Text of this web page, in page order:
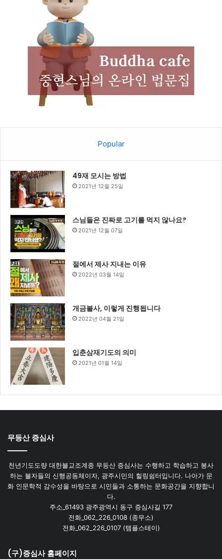
Popular
49재 모시는 방법
2021년 12월 25일
스님들은 진짜로 고기를 먹지 않나요?
2021년 12월 07일
절에서 제사 지내는 이유
2022년 03월 14일
개금불사, 이렇게 진행됩니다
2022년 04월 21일
입춘삼재기도의 의미
2021년 01월 14일
무등산 증심사
천년기도도량 대한불교조계종 무등산 증심사는 수행하고 학습하고 봉사
하는 불자들의 신행공동체이자, 광주시민의 힐링쉼터입니다. 나아가 문
화 인문학적 감수성을 바탕으로 시민들과 소통하는 문화공간을 지향합니
다.
주소_61493 광주광역시 동구 증심사길 177
전화_062_226_0108 (종무소)
전화_062_226_0107 (템플스테이)
(구)증심사 홈페이지